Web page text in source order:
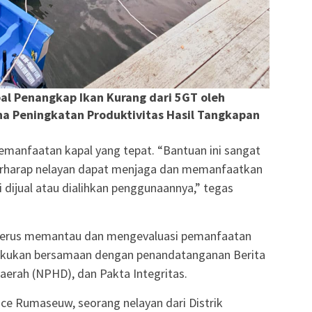
Penangkap Ikan Kurang dari 5GT oleh
Peningkatan Produktivitas Hasil Tangkapan
kapal yang tepat. “Bantuan ini sangat
nelayan dapat menjaga dan memanfaatkan
atau dialihkan penggunaannya,” tegas
memantau dan mengevaluasi pemanfaatan
bersamaan dengan penandatanganan Berita
(NPHD), dan Pakta Integritas.
Rumaseuw, seorang nelayan dari Distrik